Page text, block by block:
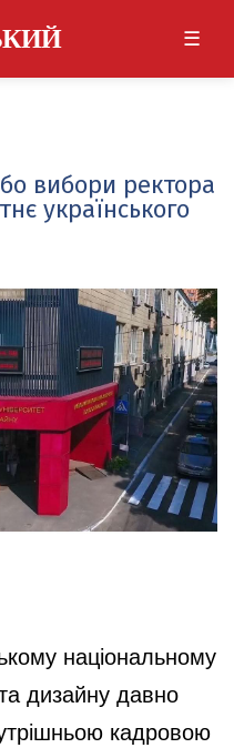
☰
вибори ректора
українського
національному
та дизайну давно
кадровою